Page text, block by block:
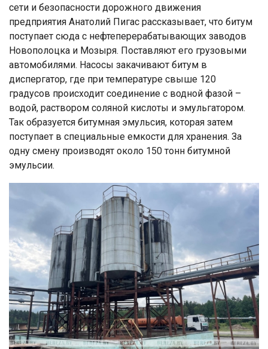
сети и безопасности дорожного движения
предприятия Анатолий Пигас рассказывает, что битум
поступает сюда с нефтеперерабатывающих заводов
Новополоцка и Мозыря. Поставляют его грузовыми
автомобилями. Насосы закачивают битум в
диспергатор, где при температуре свыше 120
градусов происходит соединение с водной фазой –
водой, раствором соляной кислоты и эмульгатором.
Так образуется битумная эмульсия, которая затем
поступает в специальные емкости для хранения. За
одну смену производят около 150 тонн битумной
эмульсии.